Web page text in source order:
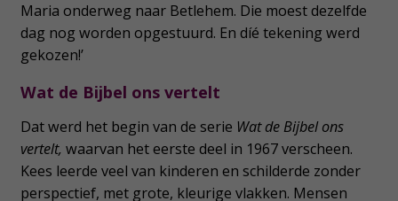
Maria onderweg naar Betlehem. Die moest dezelfde
dag nog worden opgestuurd. En díé tekening werd
gekozen!’
Wat de Bijbel ons vertelt
Dat werd het begin van de serie Wat de Bijbel ons
vertelt, waarvan het eerste deel in 1967 verscheen.
Kees leerde veel van kinderen en schilderde zonder
perspectief, met grote, kleurige vlakken. Mensen